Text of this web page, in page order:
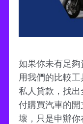
如果你未有足夠
用我們的比較
私人貸款，找
付購買汽車的
壞，只是申辦